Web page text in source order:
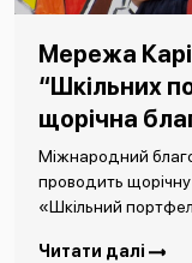
Мережа
“Шкільних
щорічна
Міжнародний
проводить щорічну
«Шкільний
Читати далі